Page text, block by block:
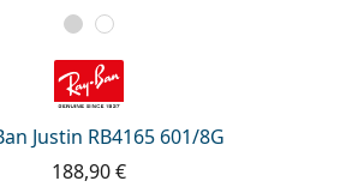
Justin RB4165 601/8G
188,90 €